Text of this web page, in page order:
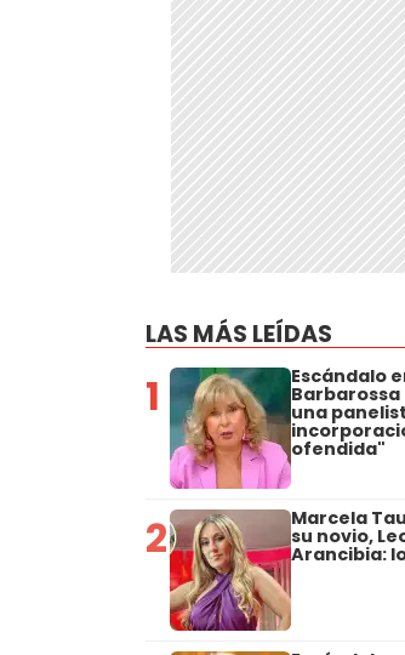
LAS MÁS LEÍDAS
1 Escándalo
Barbarossa
una
ofendida"
2 Marcela
su novio,
Arancibia: